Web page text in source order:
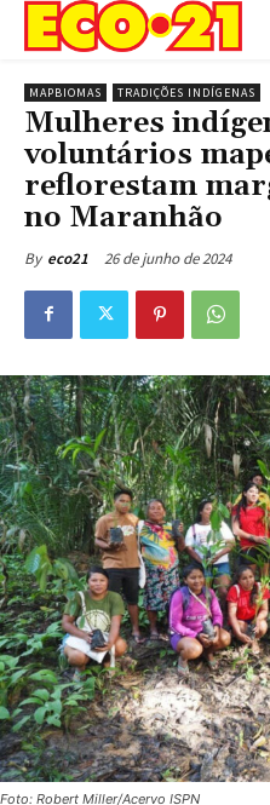
MAPBIOMAS TRADIÇÕES INDÍGENAS
Mulheres
voluntários
reflorestam
no Maranhão
By eco21 26 de junho de 2024
Foto: Robert Miller/Acervo ISPN